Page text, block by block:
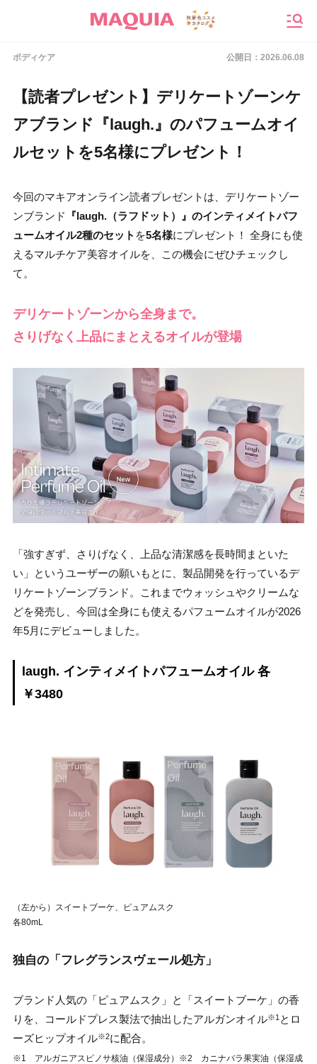
ボディケア 公開日： 2026.06.08
【読者プレゼント】デリケートゾーンケ
アブランド『laugh.』のパフュームオイ
ルセットを5名様にプレゼント！
今回のマキアオンライン読者プレゼントは、デリケートゾー
ンブランド
『laugh.（ラフドット）』のインティメイトパフ
ュームオイル2種のセット を5名様にプレゼント！ 全身にも使
えるマルチケア美容オイルを、この機会にぜひチェックし
て。
デリケートゾーンから全身まで。
さりげなく上品にまとえるオイルが登場
「強すぎず、さりげなく、上品な清潔感を長時間まといた
い」というユーザーの願いもとに、製品開発を行っているデ
リケートゾーンブランド。これまでウォッシュやクリームな
どを発売し、今回は全身にも使えるパフュームオイルが2026
年5月にデビューしました。
laugh. インティメイトパフュームオイル 各
￥3480
（左から）スイートブーケ、ピュアムスク
各80mL
独自の「フレグランスヴェール処方」
ブランド人気の「ピュアムスク」と「スイートブーケ」の香
りを、コールドプレス製法で抽出したアルガンオイル※1 とロ
ーズヒップオイル※2に配合。
※1 アルガニアスピノサ核油（保湿成分）※2 カニナバラ果実油（保湿成